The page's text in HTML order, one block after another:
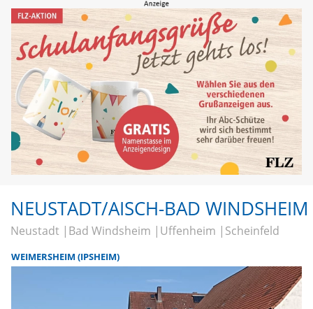
NEUSTADT/AISCH-BAD WINDSHEIM
Neustadt Bad Windsheim Uffenheim Scheinfeld
WEIMERSHEIM (IPSHEIM)